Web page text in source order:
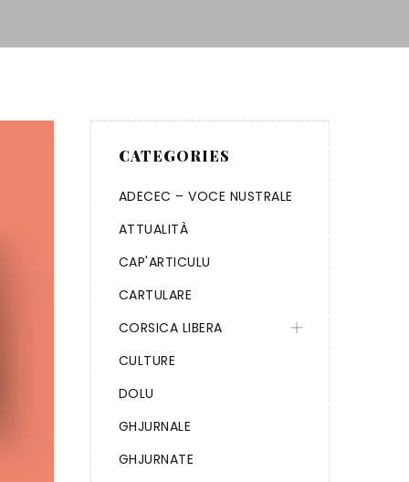
CATEGORIES
ADECEC – VOCE NUSTRALE
ATTUALITÀ
CAP'ARTICULU
CARTULARE
CORSICA LIBERA
CULTURE
DOLU
GHJURNALE
GHJURNATE